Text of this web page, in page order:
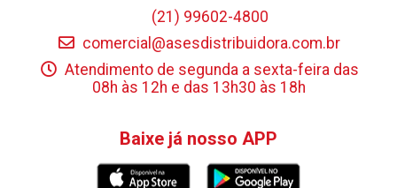
(21) 99602-4800
comercial@asesdistribuidora.com.br
Atendimento de segunda a sexta-feira das
08h às 12h e das 13h30 às 18h
Baixe já nosso APP